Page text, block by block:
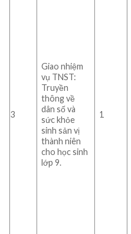
3
Giao nhiệm
vụ TNST:
Truyền
thông về
dân số và
sức khỏe
sinh sản vị
thành niên
cho học sinh
lớp 9.
1